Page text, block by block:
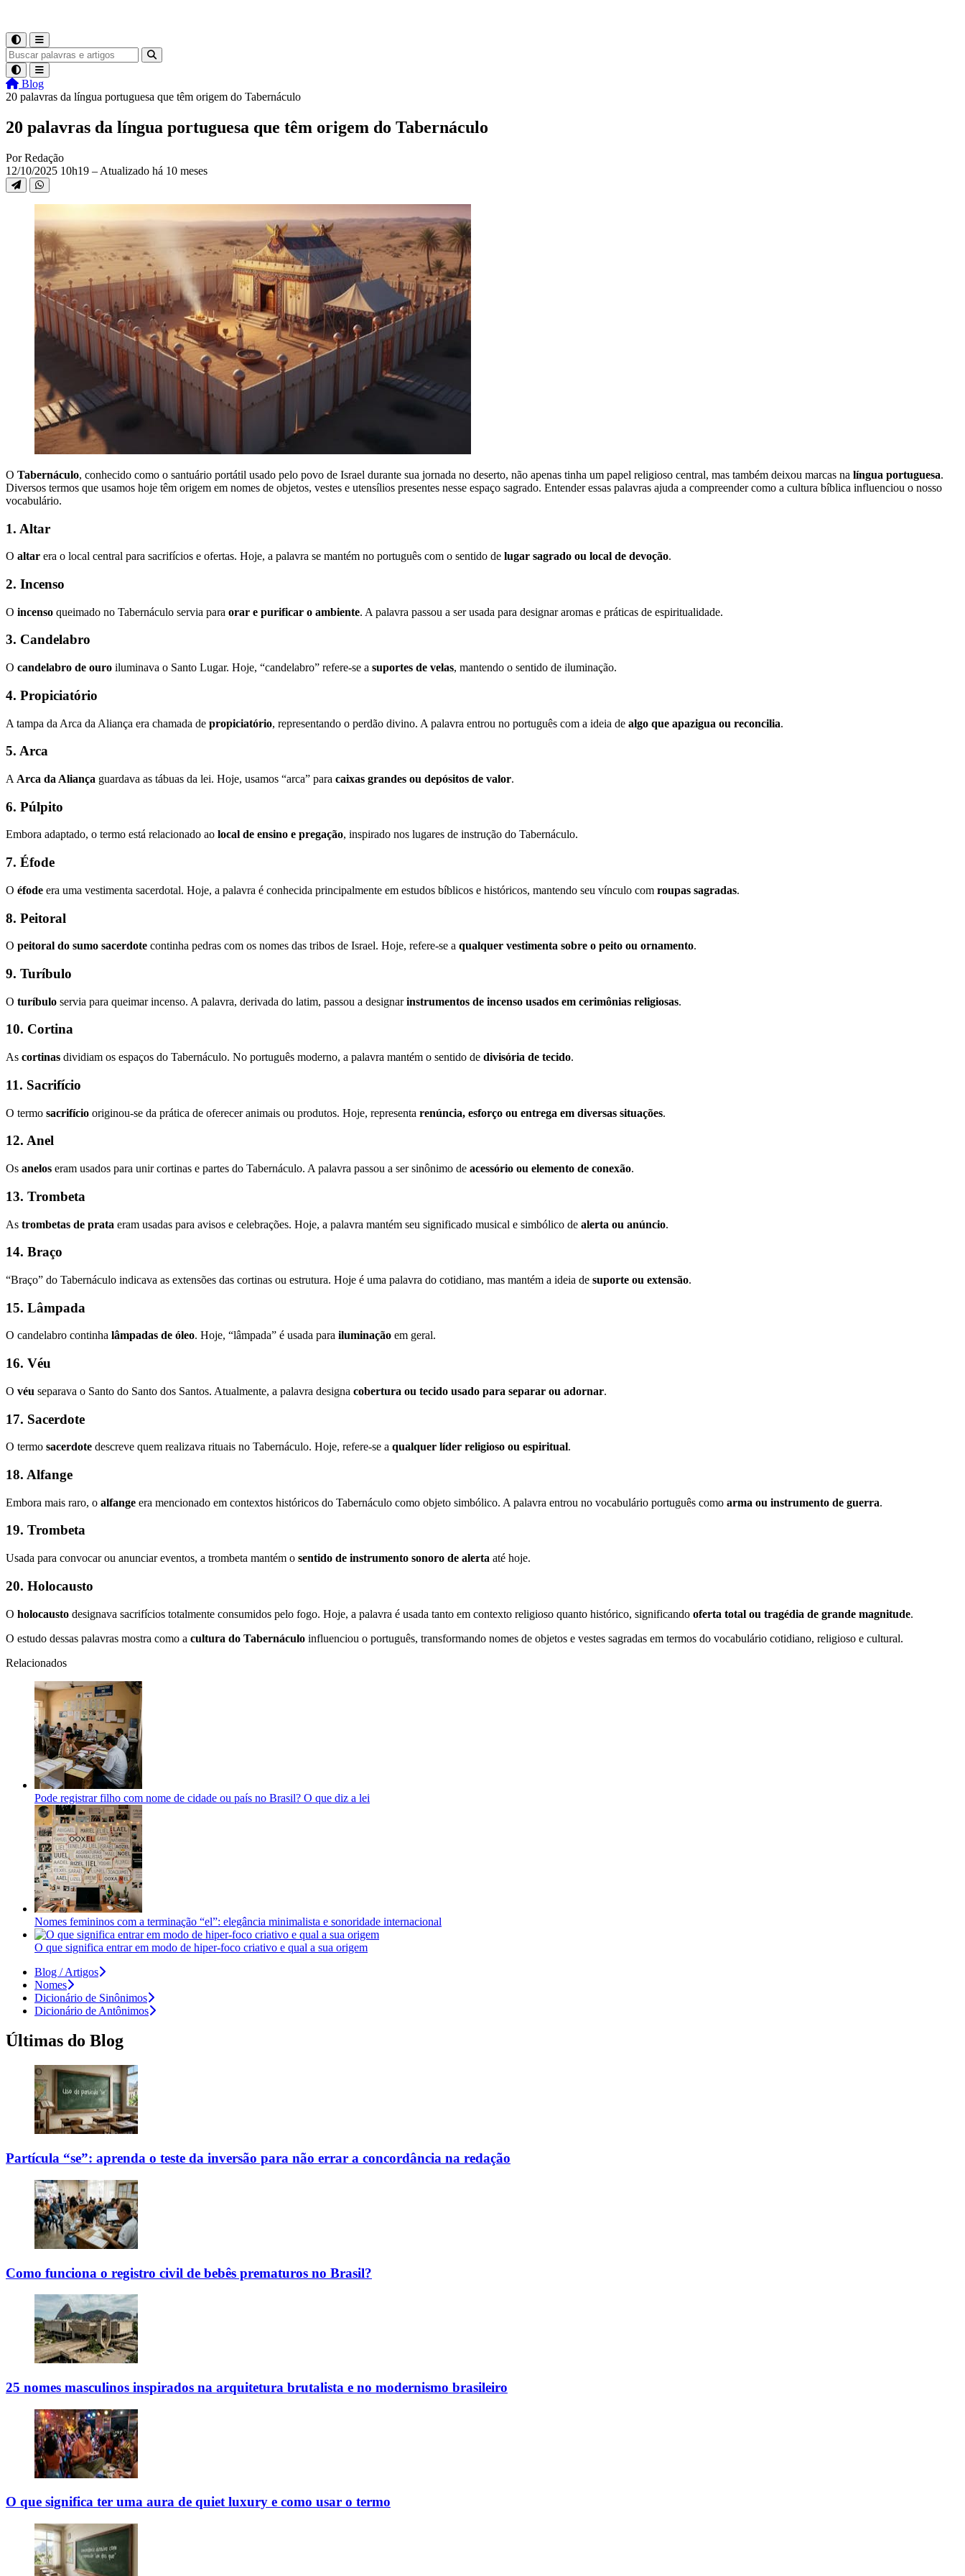
Blog
20 palavras da língua portuguesa que têm origem do Tabernáculo
20 palavras da língua portuguesa que têm origem do Tabernáculo
Por Redação
12/10/2025 10h19 – Atualizado há 10 meses
O Tabernáculo, conhecido como o santuário portátil usado pelo povo de Israel durante sua jornada no deserto, não apenas tinha um papel religioso central, mas também deixou marcas na língua portuguesa.
Diversos termos que usamos hoje têm origem em nomes de objetos, vestes e utensílios presentes nesse espaço sagrado. Entender essas palavras ajuda a compreender como a cultura bíblica influenciou o nosso
vocabulário.
1. Altar
O altar era o local central para sacrifícios e ofertas. Hoje, a palavra se mantém no português com o sentido de lugar sagrado ou local de devoção.
2. Incenso
O incenso queimado no Tabernáculo servia para orar e purificar o ambiente. A palavra passou a ser usada para designar aromas e práticas de espiritualidade.
3. Candelabro
O candelabro de ouro iluminava o Santo Lugar. Hoje, “candelabro” refere-se a suportes de velas, mantendo o sentido de iluminação.
4. Propiciatório
A tampa da Arca da Aliança era chamada de propiciatório, representando o perdão divino. A palavra entrou no português com a ideia de algo que apazigua ou reconcilia.
5. Arca
A Arca da Aliança guardava as tábuas da lei. Hoje, usamos “arca” para caixas grandes ou depósitos de valor.
6. Púlpito
Embora adaptado, o termo está relacionado ao local de ensino e pregação, inspirado nos lugares de instrução do Tabernáculo.
7. Éfode
O éfode era uma vestimenta sacerdotal. Hoje, a palavra é conhecida principalmente em estudos bíblicos e históricos, mantendo seu vínculo com roupas sagradas.
8. Peitoral
O peitoral do sumo sacerdote continha pedras com os nomes das tribos de Israel. Hoje, refere-se a qualquer vestimenta sobre o peito ou ornamento.
9. Turíbulo
O turíbulo servia para queimar incenso. A palavra, derivada do latim, passou a designarinstrumentos de incenso usados em cerimônias religiosas.
10. Cortina
As cortinas dividiam os espaços do Tabernáculo. No português moderno, a palavra mantém o sentido de divisória de tecido.
11. Sacrifício
O termo sacrifício originou-se da prática de oferecer animais ou produtos. Hoje, representa renúncia, esforço ou entrega em diversas situações.
12. Anel
Os anelos eram usados para unir cortinas e partes do Tabernáculo. A palavra passou a ser sinônimo de acessório ou elemento de conexão.
13. Trombeta
As trombetas de prata eram usadas para avisos e celebrações. Hoje, a palavra mantém seu significado musical e simbólico de alerta ou anúncio.
14. Braço
“Braço” do Tabernáculo indicava as extensões das cortinas ou estrutura. Hoje é uma palavra do cotidiano, mas mantém a ideia de suporte ou extensão.
15. Lâmpada
O candelabro continha lâmpadas de óleo. Hoje, “lâmpada” é usada para iluminação em geral.
16. Véu
O véu separava o Santo do Santo dos Santos. Atualmente, a palavra designa cobertura ou tecido usado para separar ou adornar.
17. Sacerdote
O termo sacerdote descreve quem realizava rituais no Tabernáculo. Hoje, refere-se a qualquer líder religioso ou espiritual.
18. Alfange
Embora mais raro, o alfange era mencionado em contextos históricos do Tabernáculo como objeto simbólico. A palavra entrou no vocabulário português como arma ou instrumento de guerra.
19. Trombeta
Usada para convocar ou anunciar eventos, a trombeta mantém o sentido de instrumento sonoro de alerta até hoje.
20. Holocausto
O holocausto designava sacrifícios totalmente consumidos pelo fogo. Hoje, a palavra é usada tanto em contexto religioso quanto histórico, significando oferta total ou tragédia de grande magnitude.
O estudo dessas palavras mostra como a cultura do Tabernáculo influenciou o português, transformando nomes de objetos e vestes sagradas em termos do vocabulário cotidiano, religioso e cultural.
Relacionados
Pode registrar filho com nome de cidade ou país no Brasil? O que diz a lei
Nomes femininos com a terminação “el”: elegância minimalista e sonoridade internacional
O que significa entrar em modo de hiper-foco criativo e qual a sua origem
Blog / Artigos
Nomes
Dicionário de Sinônimos
Dicionário de Antônimos
Últimas do Blog
Partícula “se”: aprenda o teste da inversão para não errar a concordância na redação
Como funciona o registro civil de bebês prematuros no Brasil?
25 nomes masculinos inspirados na arquitetura brutalista e no modernismo brasileiro
O que significa ter uma aura de quiet luxury e como usar o termo